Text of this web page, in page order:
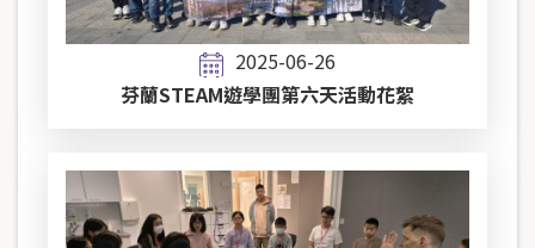
2025-06-26
芬蘭STEAM遊學團第六天活動花絮